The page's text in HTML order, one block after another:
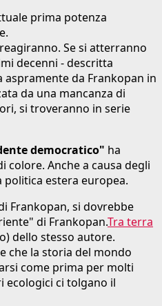
prima potenza
Se si atterranno
decenni - descritta
da Frankopan in
da una mancanza di
si troveranno in serie
democratico" ha
Anche a causa degli
estera europea.
Frankopan, si dovrebbe
di Frankopan.Tra terra
dello stesso autore.
che la storia del mondo
come prima per molti
ecologici ci tolgano il